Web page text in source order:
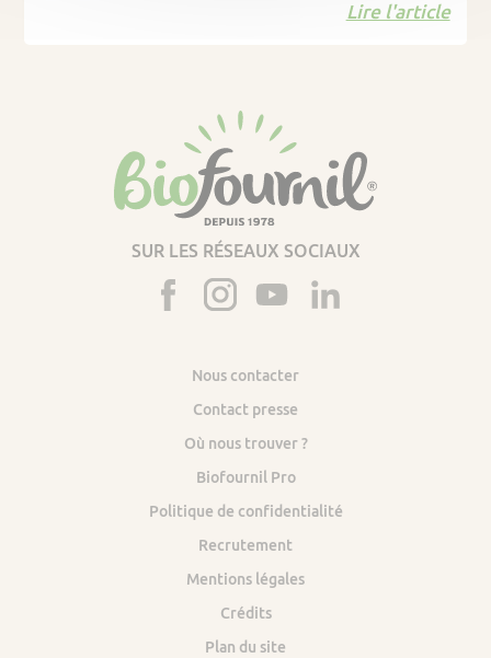
Lire l'article
SUR LES RÉSEAUX SOCIAUX
Nous contacter
Contact presse
Où nous trouver ?
Biofournil Pro
Politique de confidentialité
Recrutement
Mentions légales
Crédits
Plan du site